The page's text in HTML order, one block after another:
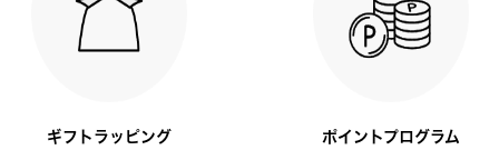
ギフトラッピング ポイントプログラム